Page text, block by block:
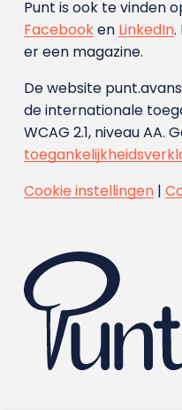
Punt is ook te vinden
Facebooken LinkedIn.
er een magazine.
De website
de internationale
WCAG 2.1, niveau AA.
Cookie instellingen|